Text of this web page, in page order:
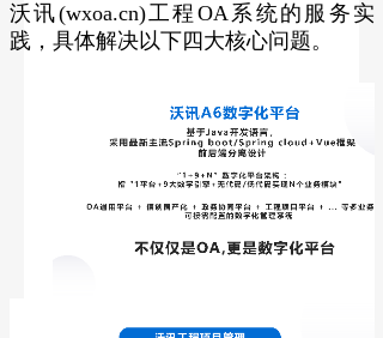
沃讯(wxoa.cn)工程OA系统的服务实
践，具体解决以下四大核心问题。